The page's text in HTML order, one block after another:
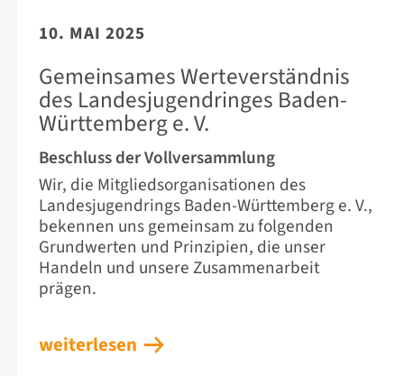
10. MAI 2025
Gemeinsames Werteverständnis
des Landesjugendringes Baden-
Württemberg e. V.
Beschluss der Vollversammlung
Wir, die Mitgliedsorganisationen des
Landesjugendrings Baden-Württemberg e. V.,
bekennen uns gemeinsam zu folgenden
Grundwerten und Prinzipien, die unser
Handeln und unsere Zusammenarbeit
prägen.
weiterlesen